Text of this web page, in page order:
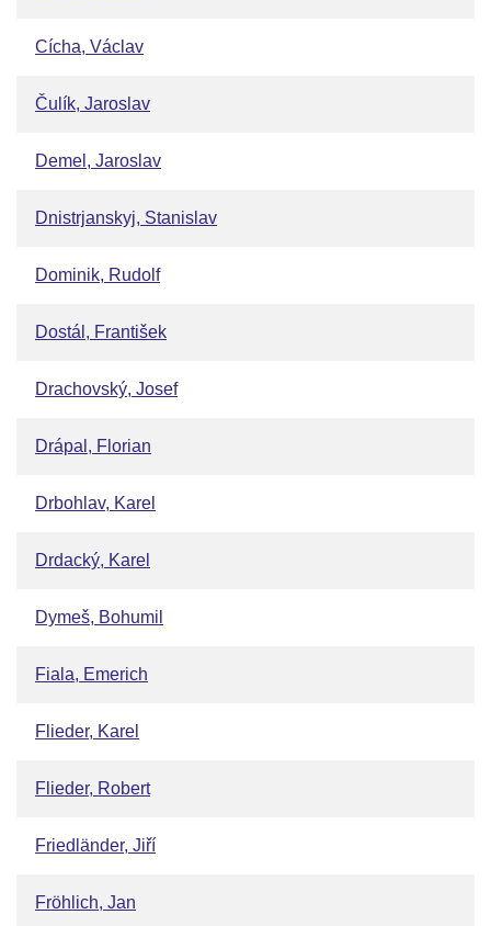
Cícha, Václav
Čulík, Jaroslav
Demel, Jaroslav
Dnistrjanskyj, Stanislav
Dominik, Rudolf
Dostál, František
Drachovský, Josef
Drápal, Florian
Drbohlav, Karel
Drdacký, Karel
Dymeš, Bohumil
Fiala, Emerich
Flieder, Karel
Flieder, Robert
Friedländer, Jiří
Fröhlich, Jan